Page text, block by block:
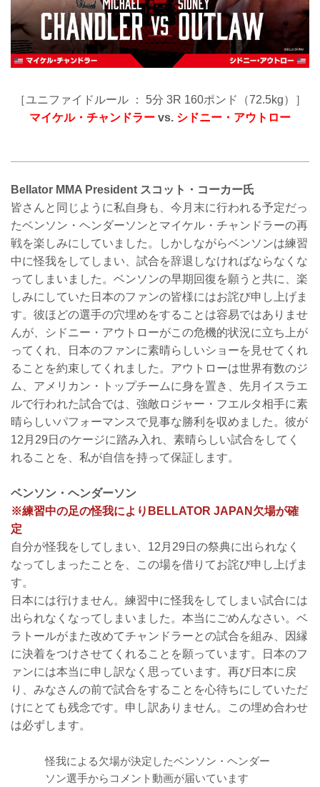
［ユニファイドルール ： 5分 3R 160ポンド（72.5kg）］
マイケル・チャンドラー vs. シドニー・アウトロー
Bellator MMA President スコット・コーカー氏
皆さんと同じように私自身も、今月末に行われる予定だっ
たベンソン・ヘンダーソンとマイケル・チャンドラーの再
戦を楽しみにしていました。しかしながらベンソンは練習
中に怪我をしてしまい、試合を辞退しなければならなくな
ってしまいました。ベンソンの早期回復を願うと共に、楽
しみにしていた日本のファンの皆様にはお詫び申し上げま
す。彼ほどの選手の穴埋めをすることは容易ではありませ
んが、シドニー・アウトローがこの危機的状況に立ち上が
ってくれ、日本のファンに素晴らしいショーを見せてくれ
ることを約束してくれました。アウトローは世界有数のジ
ム、アメリカン・トップチームに身を置き、先月イスラエ
ルで行われた試合では、強敵ロジャー・フエルタ相手に素
晴らしいパフォーマンスで見事な勝利を収めました。彼が
12月29日のケージに踏み入れ、素晴らしい試合をしてく
れることを、私が自信を持って保証します。
ベンソン・ヘンダーソン
※練習中の足の怪我によりBELLATOR JAPAN欠場が確
定
自分が怪我をしてしまい、12月29日の祭典に出られなく
なってしまったことを、この場を借りてお詫び申し上げま
す。
日本には行けません。練習中に怪我をしてしまい試合には
出られなくなってしまいました。本当にごめんなさい。ベ
ラトールがまた改めてチャンドラーとの試合を組み、因縁
に決着をつけさせてくれることを願っています。日本のフ
ァンには本当に申し訳なく思っています。再び日本に戻
り、みなさんの前で試合をすることを心待ちにしていただ
けにとても残念です。申し訳ありません。この埋め合わせ
は必ずします。
怪我による欠場が決定したベンソン・ヘンダー
ソン選手からコメント動画が届いています